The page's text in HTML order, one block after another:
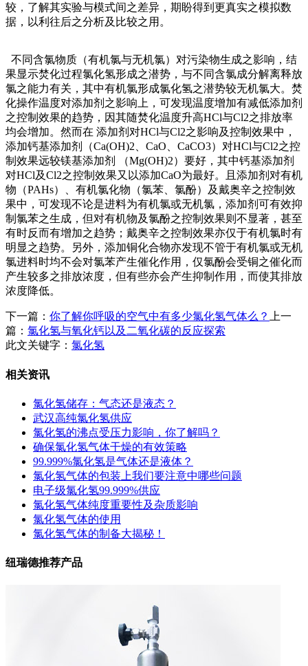
较，了解其实验与模式间之差异，期盼得到更真实之模拟数
据，以利往后之分析及比较之用。
不同含氯物质（有机氯与无机氯）对污染物生成之影响，结
果显示焚化过程氯化氢形成之潜势，与不同含氯成分解离释放
氯之能力有关，其中有机氯形成氯化氢之潜势较无机氯大。焚
化操作温度对添加剂之影响上，可发现温度增加有减低添加剂
之控制效果的趋势，因其随焚化温度升高HCl与Cl2之排放率
均会增加。然而在 添加剂对HCl与Cl2之影响及控制效果中，
添加钙基添加剂（Ca(OH)2、CaO、CaCO3）对HCl与Cl2之控
制效果远较镁基添加剂 （Mg(OH)2）要好，其中钙基添加剂
对HCl及Cl2之控制效果又以添加CaO为最好。且添加剂对有机
物（PAHs）、有机氯化物（氯苯、氯酚）及戴奥辛之控制效
果中，可发现不论是进料为有机氯或无机氯，添加剂可有效抑
制氯苯之生成，但对有机物及氯酚之控制效果则不显著，甚至
有时反而有增加之趋势；戴奥辛之控制效果亦仅于有机氯时有
明显之趋势。另外，添加铜化合物亦发现不管于有机氯或无机
氯进料时均不会对氯苯产生催化作用，仅氯酚会受铜之催化而
产生较多之排放浓度，但有些亦会产生抑制作用，而使其排放
浓度降低。
下一篇： 你了解你呼吸的空气中有多少氯化氢气体么？
上一
篇： 氯化氢与氧化钙以及二氧化碳的反应探索
此文关键字： 氯化氢
相关资讯
氯化氢储存：气态还是液态？
武汉高纯氯化氢供应
氯化氢的沸点受压力影响，你了解吗？
确保氯化氢气体干燥的有效策略
99.999%氯化氢是气体还是液体？
氯化氢气体的包装上我们要注意中哪些问题
电子级氯化氢99.999%供应
氯化氢气体纯度重要性及杂质影响
氯化氢气体的使用
氯化氢气体的制备大揭秘！
纽瑞德推荐产品